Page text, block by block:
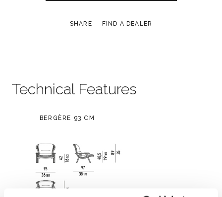
SHARE FIND A DEALER
Technical Features
BERGÈRE 93 CM